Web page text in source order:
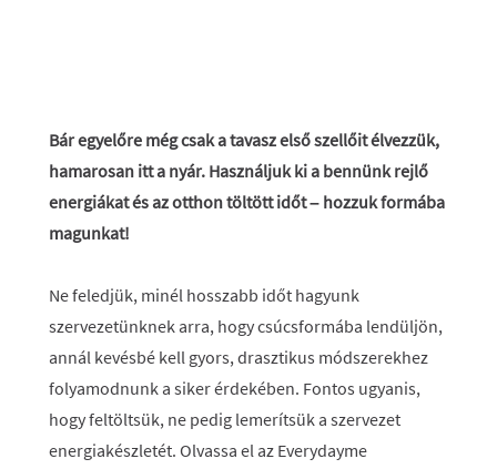
Bár egyelőre még csak a tavasz első szellőit élvezzük,
hamarosan itt a nyár. Használjuk ki a bennünk rejlő
energiákat és az otthon töltött időt – hozzuk formába
magunkat!
Ne feledjük, minél hosszabb időt hagyunk
szervezetünknek arra, hogy csúcsformába lendüljön,
annál kevésbé kell gyors, drasztikus módszerekhez
folyamodnunk a siker érdekében. Fontos ugyanis,
hogy feltöltsük, ne pedig lemerítsük a szervezet
energiakészletét. Olvassa el az Everydayme